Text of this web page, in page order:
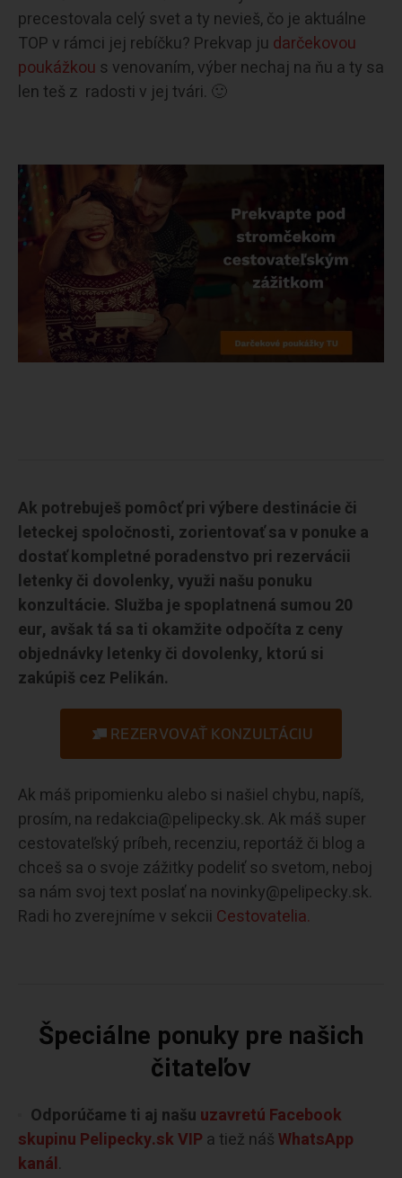
precestovala celý svet a ty nevieš, čo je aktuálne
TOP v rámci jej rebíčku? Prekvap ju darčekovou
poukážkou s venovaním, výber nechaj na ňu a ty sa
len teš z radosti v jej tvári. 🙂
Ak potrebuješ pomôcť pri výbere destinácie či
leteckej spoločnosti, zorientovať sa v ponuke a
dostať kompletné poradenstvo pri rezervácii
letenky či dovolenky, využi našu ponuku
konzultácie. Služba je spoplatnená sumou 20
eur, avšak tá sa ti okamžite odpočíta z ceny
objednávky letenky či dovolenky, ktorú si
zakúpiš cez Pelikán.
REZERVOVAŤ KONZULTÁCIU
Ak máš pripomienku alebo si našiel chybu, napíš,
prosím, na redakcia@pelipecky.sk. Ak máš super
cestovateľský príbeh, recenziu, reportáž či blog a
chceš sa o svoje zážitky podeliť so svetom, neboj
sa nám svoj text poslať na novinky@pelipecky.sk.
Radi ho zverejníme v sekcii Cestovatelia.
Špeciálne ponuky pre našich
čitateľov
Odporúčame ti aj našu uzavretú Facebook
skupinu Pelipecky.sk VIP a tiež nášWhatsApp
kanál.